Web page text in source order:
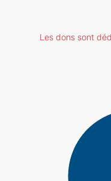
Les dons sont